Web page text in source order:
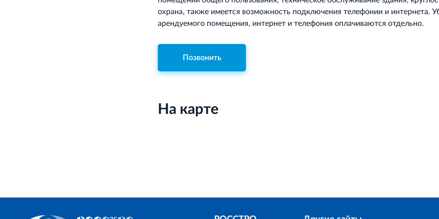
охрана, также имеется возможность подключения телефонии и интернета.
арендуемого помещения, интернет и телефония оплачиваются отдельно.
Позвонить
На карте